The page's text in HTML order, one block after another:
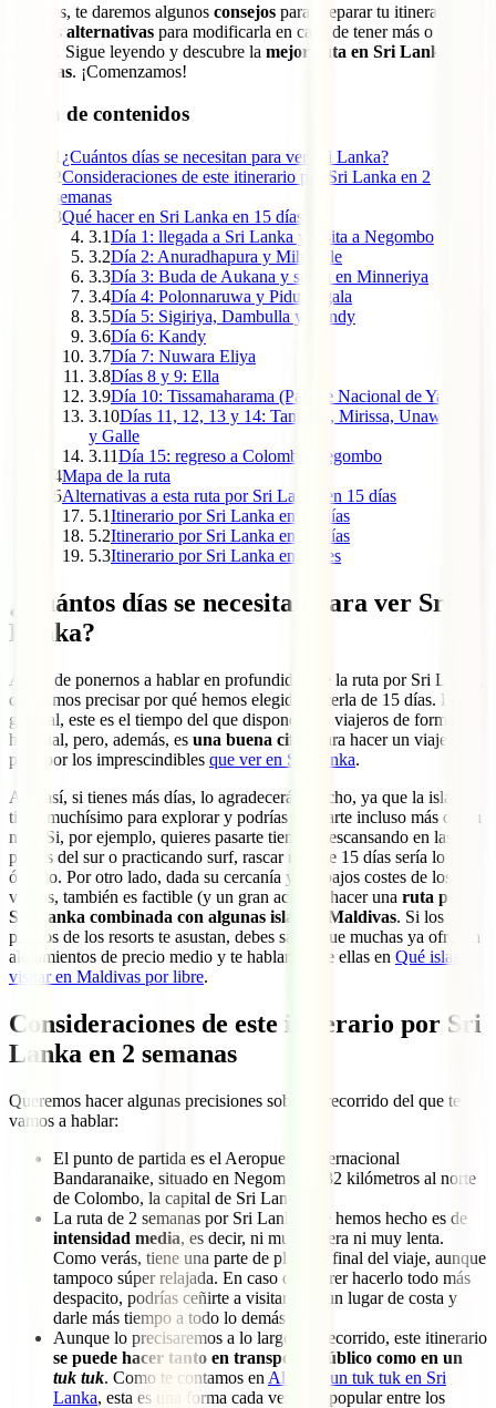
Además, te daremos algunos consejos para preparar tu itinerario y
algunas alternativas para modificarla en caso de tener más o menos
tiempo. Sigue leyendo y descubre la mejor ruta en Sri Lanka en 2
semanas. ¡Comenzamos!
Tabla de contenidos
¿Cuántos días se necesitan para ver Sri Lanka?
2Consideraciones de este itinerario por Sri Lanka en 2
semanas
3Qué hacer en Sri Lanka en 15 días
3.1Día 1: llegada a Sri Lanka y visita a Negombo
3.2Día 2: Anuradhapura y Mihintale
3.3Día 3: Buda de Aukana y safari en Minneriya
3.4Día 4: Polonnaruwa y Pidurangala
3.5Día 5: Sigiriya, Dambulla y Kandy
3.6Día 6: Kandy
3.7Día 7: Nuwara Eliya
3.8Días 8 y 9: Ella
3.9Día 10: Tissamaharama (Parque Nacional de Yala)
3.10Días 11, 12, 13 y 14: Tangalle, Mirissa, Unawatuna
y Galle
3.11Día 15: regreso a Colombo/Negombo
4Mapa de la ruta
5Alternativas a esta ruta por Sri Lanka en 15 días
5.1Itinerario por Sri Lanka en 10 días
5.2Itinerario por Sri Lanka en 20 días
5.3Itinerario por Sri Lanka en 1 mes
¿Cuántos días se necesitan para ver Sri
Lanka?
Antes de ponernos a hablar en profundidad de la ruta por Sri Lanka,
queríamos precisar por qué hemos elegido hacerla de 15 días. En
general, este es el tiempo del que disponen los viajeros de forma
habitual, pero, además, es una buena cifra
para hacer un viaje que
pase por los imprescindibles que ver en Sri Lanka.
Aun así, si tienes más días, lo agradecerás mucho, ya que la isla
tiene muchísimo para explorar y podrías quedarte incluso más de un
mes. Si, por ejemplo, quieres pasarte tiempo descansando en las
playas del sur o practicando surf, rascar más de 15 días sería lo
óptimo. Por otro lado, dada su cercanía y los bajos costes de los
vuelos, también es factible (y un gran acierto) hacer una ruta por
Sri Lanka combinada con algunas islas de Maldivas. Si los
precios de los resorts te asustan, debes saber que muchas ya ofrecen
alojamientos de precio medio y te hablamos de ellas en Qué islas
visitar en Maldivas por libre.
Consideraciones de este itinerario por Sri
Lanka en 2 semanas
Queremos hacer algunas precisiones sobre el recorrido del que te
vamos a hablar:
El punto de partida es el Aeropuerto Internacional
Bandaranaike, situado en Negombo, a 32 kilómetros al norte
de Colombo, la capital de Sri Lanka.
La ruta de 2 semanas por Sri Lanka que hemos hecho es de
intensidad media, es decir, ni muy cañera ni muy lenta.
Como verás, tiene una parte de playa al final del viaje, aunque
tampoco súper relajada. En caso de querer hacerlo todo más
despacito, podrías ceñirte a visitar solo un lugar de costa y
darle más tiempo a todo lo demás.
Aunque lo precisaremos a lo largo del recorrido, este itinerario
se puede hacer tanto en transporte público como en un
tuk tuk. Como te contamos en Alquilar un tuk tuk en Sri
Lanka, esta es una forma cada vez más popular entre los